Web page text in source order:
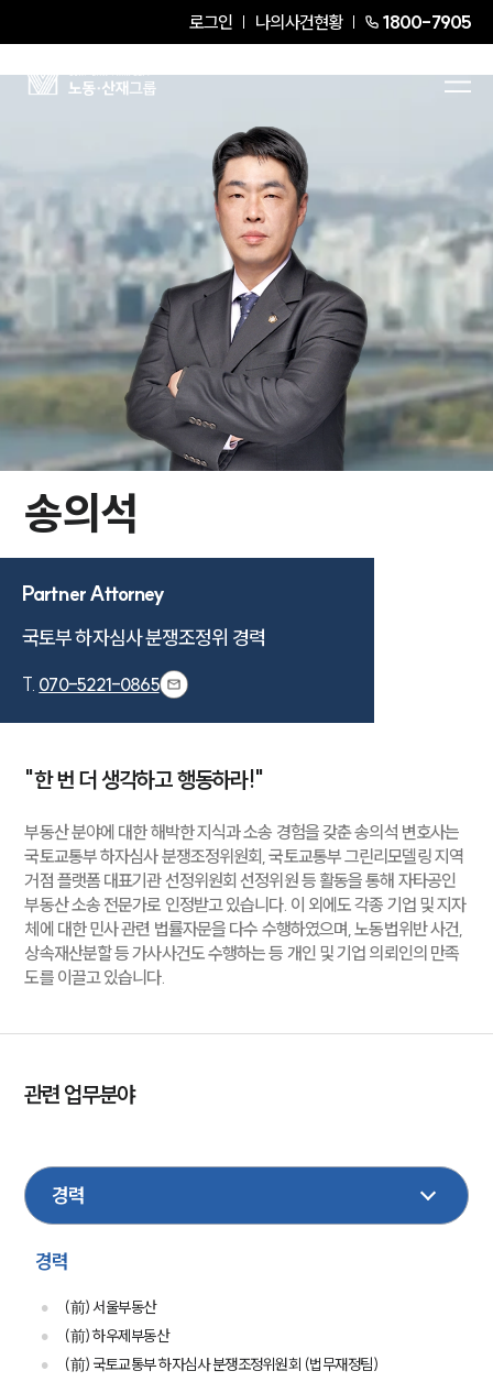
로그인 나의사건현황 1800-7905
송의석Partner Attorney
송의석
Partner Attorney
국토부 하자심사 분쟁조정위 경력
T. 070-5221-0865
"한 번 더 생각하고 행동하라!"
부동산 분야에 대한 해박한 지식과 소송 경험을 갖춘 송의석 변호사는
국토교통부 하자심사 분쟁조정위원회, 국토교통부 그린리모델링 지역
거점 플랫폼 대표기관 선정위원회 선정위원 등 활동을 통해 자타공인
부동산 소송 전문가로 인정받고 있습니다. 이 외에도 각종 기업 및 지자
체에 대한 민사 관련 법률자문을 다수 수행하였으며, 노동법위반 사건,
상속재산분할 등 가사사건도 수행하는 등 개인 및 기업 의뢰인의 만족
도를 이끌고 있습니다.
관련 업무분야
기업법무
경력
(前) 서울부동산
(前) 하우제부동산
(前) 국토교통부 하자심사 분쟁조정위원회 (법무재정팀)